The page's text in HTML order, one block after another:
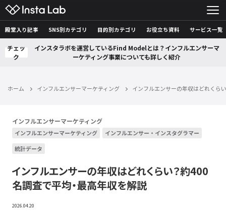
殿堂入り記事 SNS別カテゴリ 目的別カテゴリ お役立ち資料 サービス一覧
チェッ
ク
インスタラボを運営しているFind Modelとは？インフルエンサーマ
ーケティング事業についても詳しく紹介
ホーム インフルエンサーマーケティング インフルエンサーの年収はどれくら
インフルエンサーマーケティング
インフルエンサーマーケティング
インフルエンサー・インスタグラマー
統計データ
インフルエンサーの年収はどれくらい？約400
名調査で平均・最高年収を解説
2026.04.20